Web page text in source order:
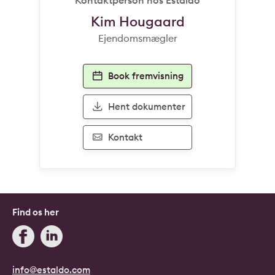
Kim Hougaard
Ejendomsmægler
Book fremvisning
Hent dokumenter
Kontakt
info@estaldo.com
Find os her